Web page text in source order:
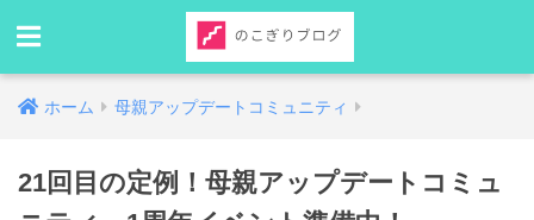
ホーム 母親アップデートコミュニティ
21回目の定例！母親アップデートコミュ